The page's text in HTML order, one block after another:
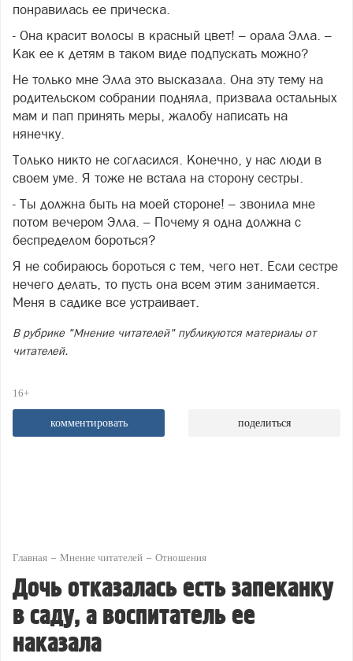
понравилась ее прическа.
- Она красит волосы в красный цвет! – орала Элла. –
Как ее к детям в таком виде подпускать можно?
Не только мне Элла это высказала. Она эту тему на
родительском собрании подняла, призвала остальных
мам и пап принять меры, жалобу написать на
нянечку.
Только никто не согласился. Конечно, у нас люди в
своем уме. Я тоже не встала на сторону сестры.
- Ты должна быть на моей стороне! – звонила мне
потом вечером Элла. – Почему я одна должна с
беспределом бороться?
Я не собираюсь бороться с тем, чего нет. Если сестре
нечего делать, то пусть она всем этим занимается.
Меня в садике все устраивает.
В рубрике "Мнение читателей" публикуются материалы от
читателей.
16+
комментировать поделиться
Главная Мнение читателей Отношения
Дочь отказалась есть запеканку
в саду, а воспитатель ее
наказала